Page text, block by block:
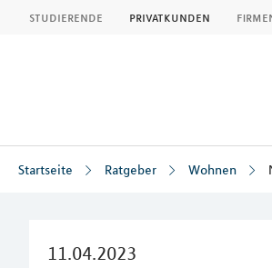
studierende privatkunden
Startseite Ratgeber Wohnen
11.04.2023